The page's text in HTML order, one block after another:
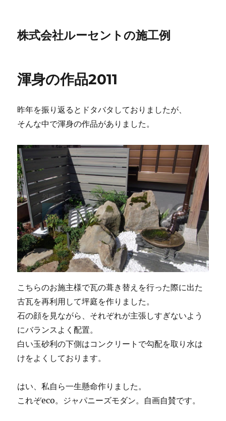
株式会社ルーセントの施工例
渾身の作品2011
昨年を振り返るとドタバタしておりましたが、
そんな中で渾身の作品がありました。
こちらのお施主様で瓦の葺き替えを行った際に出た
古瓦を再利用して坪庭を作りました。
石の顔を見ながら、それぞれが主張しすぎないよう
にバランスよく配置。
白い玉砂利の下側はコンクリートで勾配を取り水は
けをよくしております。
はい、私自ら一生懸命作りました。
これぞeco。ジャパニーズモダン。自画自賛です。